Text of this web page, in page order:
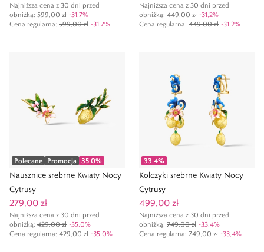
Najniższa cena z 30 dni przed
obniżką: 599,00 zł -31,7%
Cena regularna: 599,00 zł -31,7%
Najniższa cena z 30 dni przed
obniżką: 449,00 zł -31,2%
Cena regularna: 449,00 zł -31,2%
Polecane Promocja 35,0%
Nausznice srebrne Kwiaty Nocy
Cytrusy
279,00 zł
Najniższa cena z 30 dni przed
obniżką: 429,00 zł -35,0%
Cena regularna: 429,00 zł -35,0%
33,4%
Kolczyki srebrne Kwiaty Nocy
Cytrusy
499,00 zł
Najniższa cena z 30 dni przed
obniżką: 749,00 zł -33,4%
Cena regularna: 749,00 zł -33,4%